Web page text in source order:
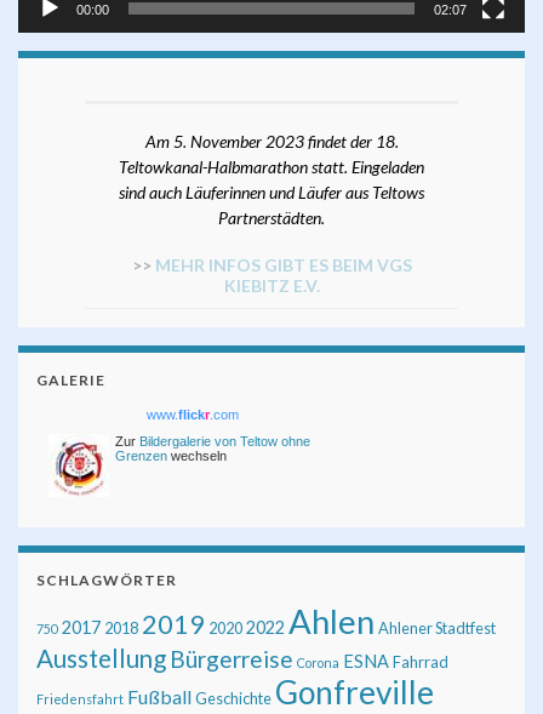
00:00 02:07
Am 5. November 2023 findet der 18.
Teltowkanal-Halbmarathon statt. Eingeladen
sind auch Läuferinnen und Läufer aus Teltows
Partnerstädten.
>> MEHR INFOS GIBT ES BEIM VGS
KIEBITZ E.V.
GALERIE
www.flickr.com
Zur Bildergalerie von Teltow ohne
Grenzen wechseln
SCHLAGWÖRTER
750 2017 2018 2019 20202022 Ahlen Ahlener Stadtfest
Ausstellung Bürgerreise Corona ESNAFahrrad
Friedensfahrt FußballGeschichte Gonfreville